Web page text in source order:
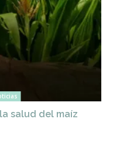
salud del maíz